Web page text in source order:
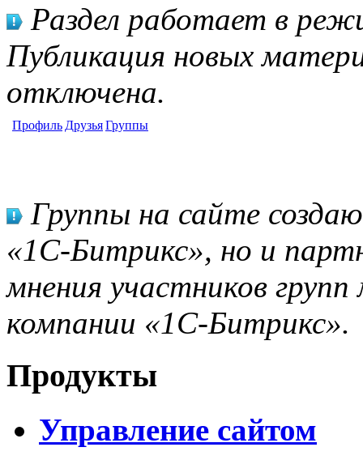
Раздел работает в
Публикация новых
отключена.
Профиль ДрузьяГруппы
Группы на сайте
«1С-Битрикс», но и
мнения участников
компании «1С-Битрикс».
Продукты
Управление сайтом